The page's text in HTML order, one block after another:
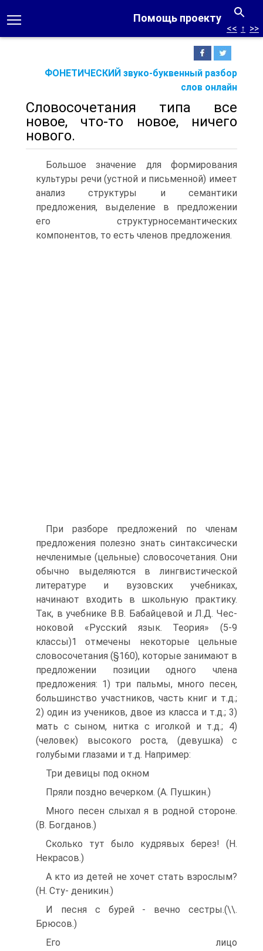
Помощь проекту
ФОНЕТИЧЕСКИЙ звуко-буквенный разбор
слов онлайн
<< ↑ >>
Словосочетания типа все
новое, что-то новое, ничего
нового.
Большое значение для формирования
культуры речи (устной и письменной) имеет
анализ структуры и семантики
предложения, выделение в предложении
его структурносемантических
компонентов, то есть членов предложения.
При разборе предложений по членам
предложения полезно знать синтаксически
нечленимые (цельные) словосочетания. Они
обычно выделяются в лингвистической
литературе и вузовских учебниках,
начинают входить в школьную практику.
Так, в учебнике В.В. Бабайцевой и Л.Д. Чес-
ноковой «Русский язык. Теория» (5-9
классы)1 отмечены некоторые цельные
словосочетания (§160), которые занимают в
предложении позиции одного члена
предложения: 1) три пальмы, много песен,
большинство участников, часть книг и т.д.;
2) один из учеников, двое из класса и т.д.; 3)
мать с сыном, нитка с иголкой и т.д.; 4)
(человек) высокого роста, (девушка) с
голубыми глазами и т.д. Например:
Три девицы под окном
Пряли поздно вечерком. (А. Пушкин.)
Много песен слыхал я в родной стороне.
(В. Богданов.)
Сколько тут было кудрявых берез! (Н.
Некрасов.)
А кто из детей не хочет стать взрослым?
(Н. Сту- деникин.)
И песня с бурей - вечно сестры.(\\.
Брюсов.)
Его лицо